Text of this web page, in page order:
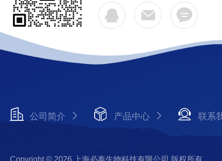
公司简介 产品中心 联系
Copyright © 2026 上海必泰生物科技有限公司 版权所有